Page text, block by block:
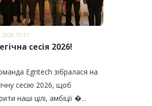
2026 15:31
сесія 2026!
Egritech зібралася на
сесію 2026, щоб
наші цілі, амбіції �...